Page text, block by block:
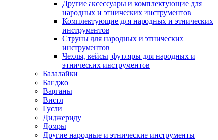
Другие аксессуары и комплектующие для
народных и этнических инструментов
Комплектующие для народных и этнических
инструментов
Струны для народных и этнических
инструментов
Чехлы, кейсы, футляры для народных и
этнических инструментов
Балалайки
Банджо
Варганы
Вистл
Гусли
Диджериду
Домры
Другие народные и этнические инструменты